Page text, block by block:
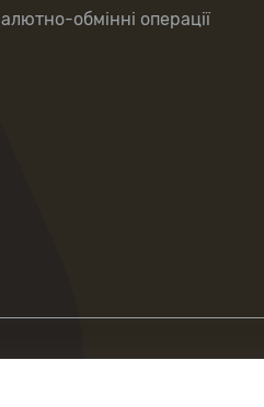
обмінні операції